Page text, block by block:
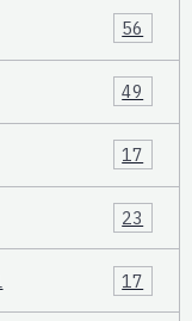
56
49
17
23
17